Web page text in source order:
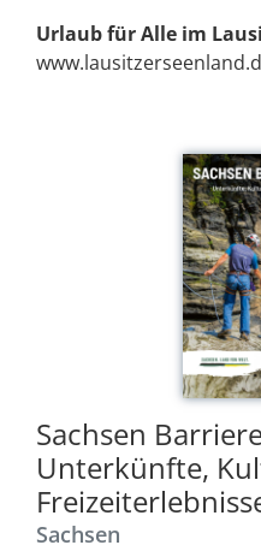
Urlaub für Alle im
Sachsen
Unterkünfte,
Sachsen